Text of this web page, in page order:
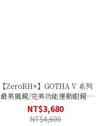
【ZeroRH+】GOTHA V 系列
最美風鏡/完美功能運動眼鏡 -
冰晶橘
NT$3,680
NT$4,600